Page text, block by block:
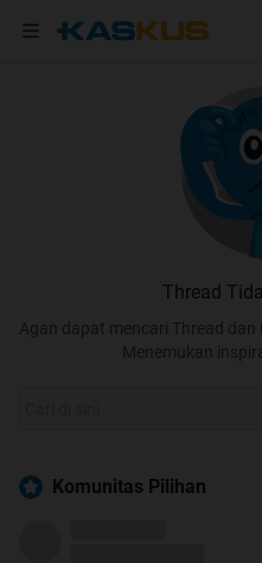
Thread
Agan dapat mencari Thread dan
Menemukan
Komunitas Pilihan